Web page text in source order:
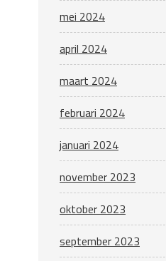
mei 2024
april 2024
maart 2024
februari 2024
januari 2024
november 2023
oktober 2023
september 2023